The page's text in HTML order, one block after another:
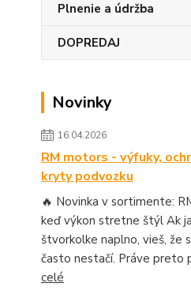
Plnenie a údržba
DOPREDAJ
Novinky
16.04.2026
RM motors - výfuky,
kryty podvozku
🔥 Novinka v sortimente:
keď výkon stretne štýl Ak
štvorkolke naplno, vieš, že
často nestačí. Práve preto
celé